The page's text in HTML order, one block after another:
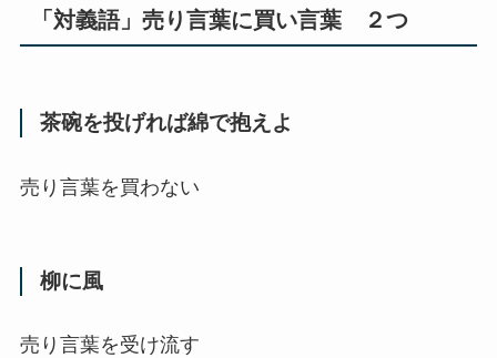
「対義語」売り言葉に買い言葉 ２つ
茶碗を投げれば綿で抱えよ
売り言葉を買わない
柳に風
売り言葉を受け流す